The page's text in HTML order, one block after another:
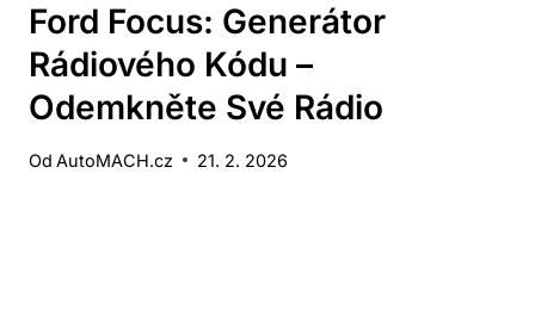
Ford Focus: Generátor
Rádiového Kódu –
Odemkněte Své Rádio
Od AutoMACH.cz 21. 2. 2026